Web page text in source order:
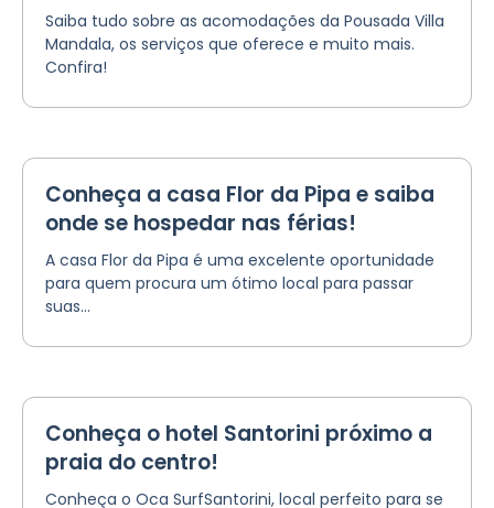
Saiba tudo sobre as acomodações da Pousada Villa
Mandala, os serviços que oferece e muito mais.
Confira!
Conheça a casa Flor da Pipa e saiba
onde se hospedar nas férias!
A casa Flor da Pipa é uma excelente oportunidade
para quem procura um ótimo local para passar
suas...
Conheça o hotel Santorini próximo a
praia do centro!
Conheça o Oca SurfSantorini, local perfeito para se